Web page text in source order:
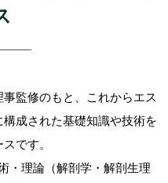
監修のもと、これからエス
成された基礎知識や技術を
です。
・理論（解剖学・解剖生理